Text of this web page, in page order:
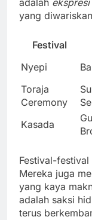
adalah
yang
Festival
Nyepi
Toraja
Ceremony
Kasada
Festival-
Mereka juga
yang kaya
adalah saksi
terus